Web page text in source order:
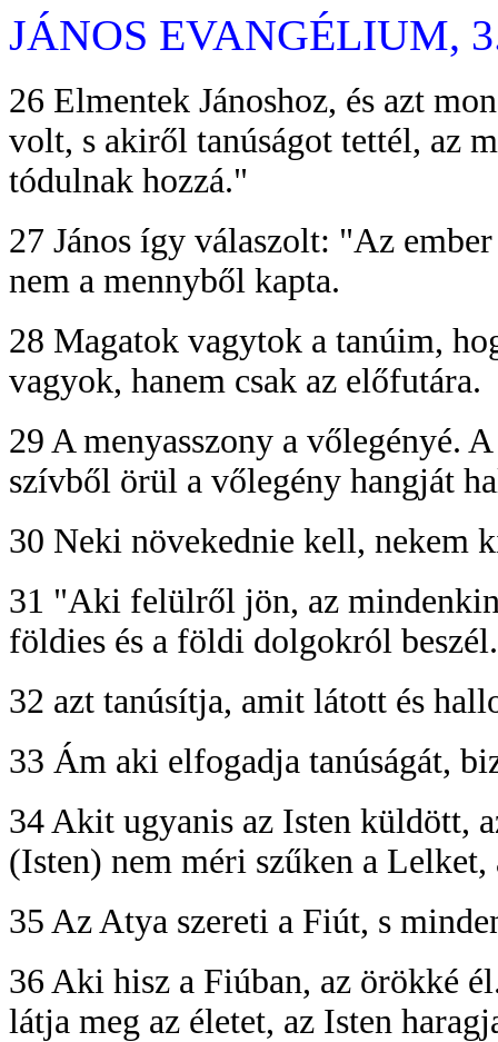
JÁNOS EVANGÉLIUM,
26 Elmentek Jánoshoz, és azt
volt, s akiről tanúságot tettél, az
tódulnak hozzá."
27 János így válaszolt: "Az
nem a mennyből kapta.
28 Magatok vagytok a tanúim,
vagyok, hanem csak az előfutára.
29 A menyasszony a vőlegényé.
szívből örül a vőlegény hangját
30 Neki növekednie kell, nekem
31 "Aki felülről jön, az
földies és a földi dolgokról
32 azt tanúsítja, amit látott és
33 Ám aki elfogadja tanúságát,
34 Akit ugyanis az Isten küldött,
(Isten) nem méri szűken a
35 Az Atya szereti a Fiút, s
36 Aki hisz a Fiúban, az örökké
látja meg az életet, az Isten